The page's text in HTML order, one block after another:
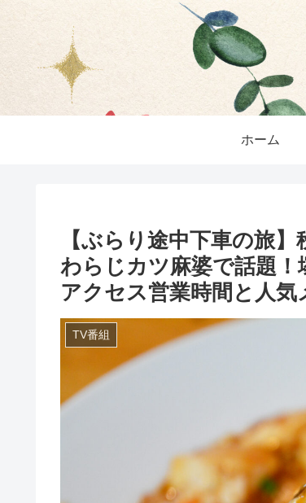
ホーム
【ぶらり途中下車の旅
わらじカツ麻婆で話題！
アクセス営業時間と人
TV番組